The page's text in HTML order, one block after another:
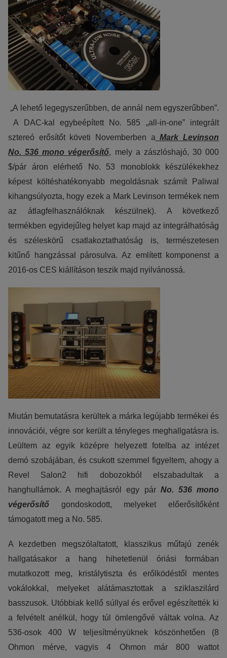
„A lehető legegyszerűbben, de annál nem egyszerűbben”.
A DAC-kal egybeépített No. 585 „all-in-one” integrált
sztereó erősítőt követi Novemberben a Mark Levinson
No. 536 mono végerősítő, mely a zászlóshajó, 30 000
$/pár áron elérhető No. 53 monoblokk készülékekhez
képest költéshatékonyabb megoldásnak számít Paliwal
kihangsúlyozta, hogy ezek a Mark Levinson termékek nem
az átlagfelhasználóknak készülnek). A következő
termékben egyidejűleg helyet kap majd az integrálhatóság
és széleskörű csatlakoztathatóság is, természetesen
kitűnő hangzással párosulva. Az említett komponenst a
2016-os CES kiállításon teszik majd nyilvánossá.
Miután bemutatásra kerültek a márka legújabb termékei és
innovációi, végre sor került a tényleges meghallgatásra is.
Leültem az egyik középre helyezett fotelba az intézet
demó szobájában, és csukott szemmel figyeltem, ahogy a
Revel Salon2 hifi dobozokból elszabadultak a
hanghullámok. A meghajtásról egy pár No. 536 mono
végerősítő gondoskodott, melyeket előerősítőként
támogatott meg a No. 585.
A kezdetben megszólaltatott, klasszikus műfajú zenék
hallgatásakor a hang hihetetlenül óriási formában
mutatkozott meg, kristálytiszta és erőlködéstől mentes
vokálokkal, melyeket alátámasztottak a sziklaszilárd
basszusok. Utóbbiak kellő súllyal és erővel egészítették ki
a felvételt anélkül, hogy túl ömlengővé váltak volna. Az
536-osok 400 W teljesítményüknek köszönhetően (8
Ohmon mérve, vagyis 4 Ohmon már 800 wattot